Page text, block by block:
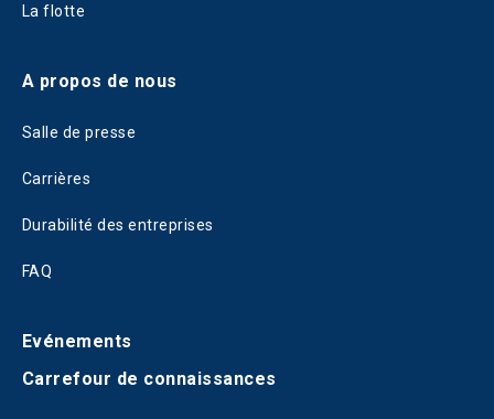
La flotte
A propos de nous
Salle de presse
Carrières
Durabilité des entreprises
FAQ
Evénements
Carrefour de connaissances